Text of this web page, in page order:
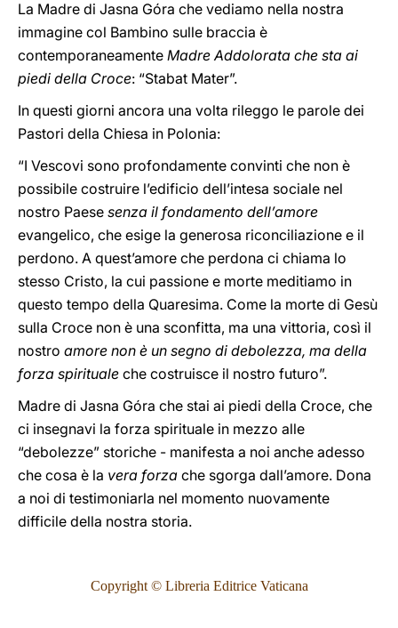
La Madre di Jasna Góra che vediamo nella nostra
immagine col Bambino sulle braccia è
contemporaneamente Madre Addolorata che sta ai
piedi della Croce: “Stabat Mater”.
In questi giorni ancora una volta rileggo le parole dei
Pastori della Chiesa in Polonia:
“I Vescovi sono profondamente convinti che non è
possibile costruire l’edificio dell’intesa sociale nel
nostro Paese senza il fondamento dell’amore
evangelico, che esige la generosa riconciliazione e il
perdono. A quest’amore che perdona ci chiama lo
stesso Cristo, la cui passione e morte meditiamo in
questo tempo della Quaresima. Come la morte di Gesù
sulla Croce non è una sconfitta, ma una vittoria, così il
nostro amore non è un segno di debolezza, ma della
forza spirituale che costruisce il nostro futuro”.
Madre di Jasna Góra che stai ai piedi della Croce, che
ci insegnavi la forza spirituale in mezzo alle
“debolezze” storiche - manifesta a noi anche adesso
che cosa è la vera forza che sgorga dall’amore. Dona
a noi di testimoniarla nel momento nuovamente
difficile della nostra storia.
Copyright © Libreria Editrice Vaticana